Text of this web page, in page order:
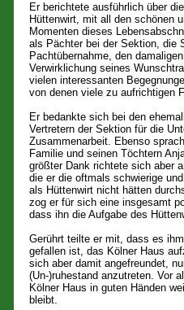
Er berichtete ausführlich über
Hüttenwirt, mit all den schönen
Momenten dieses
als Pächter bei der Sektion, die
Pachtübernahme, den
Verwirklichung seines
vielen interessanten
von denen viele zu aufrichtigen
Er bedankte sich bei den
Vertretern der Sektion für die
Zusammenarbeit. Ebenso
Familie und seinen Töchtern
größter Dank richtete sich aber
die er die oftmals schwierige
als Hüttenwirt nicht hätten
zog er für sich eine insgesamt
dass ihn die Aufgabe des
Gerührt teilte er mit, dass es
gefallen ist, das Kölner Haus
sich aber damit angefreundet,
(Un-)ruhestand anzutreten. Vor
Kölner Haus in guten Händen
bleibt.